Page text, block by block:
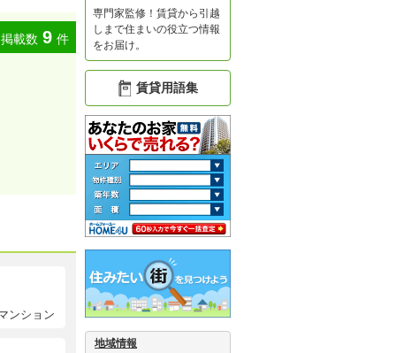
掲載数 9 件
ンション
専門家監修！賃貸から引越
しまで住まいの役立つ情報
をお届け。
賃貸用語集
地域情報